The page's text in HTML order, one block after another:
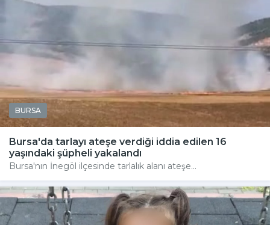
BURSA
Bursa'da tarlayı ateşe verdiği iddia edilen 16
yaşındaki şüpheli yakalandı
Bursa'nın İnegöl ilçesinde tarlalık alanı ateşe...